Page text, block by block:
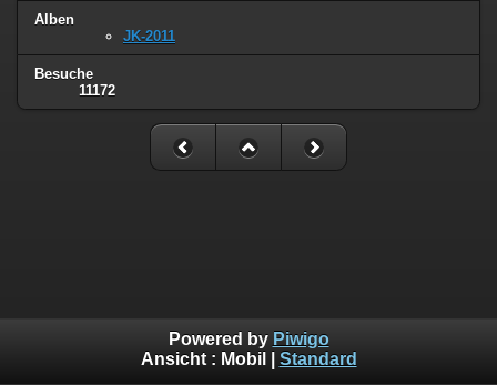
Alben
JK-2011
Besuche
11172
Powered by Piwigo
Ansicht : Mobil Standard